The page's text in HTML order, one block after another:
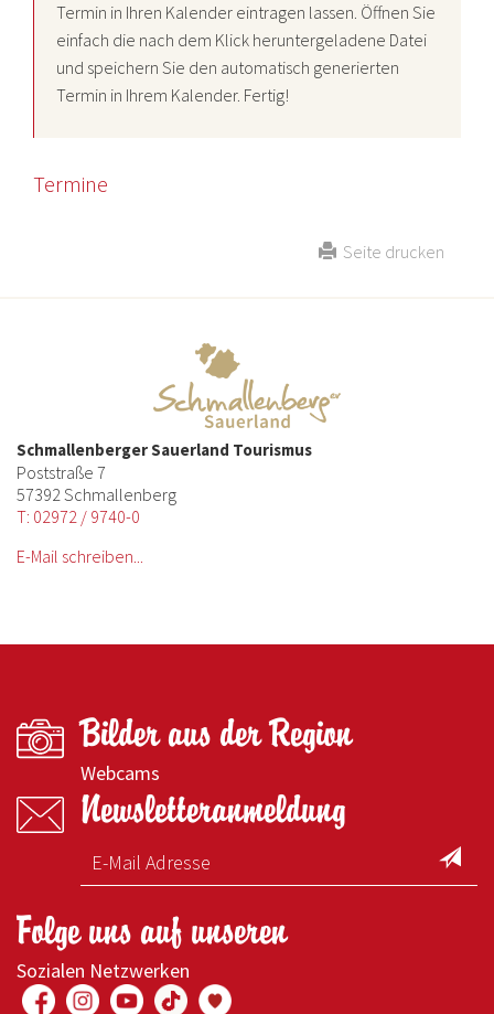
Termin in Ihren Kalender eintragen lassen. Öffnen Sie
einfach die nach dem Klick heruntergeladene Datei
und speichern Sie den automatisch generierten
Termin in Ihrem Kalender. Fertig!
Termine
Seite drucken
Schmallenberger Sauerland Tourismus
Poststraße 7
57392 Schmallenberg
T: 02972 / 9740-0
E-Mail schreiben...
Bilder aus der Region
Webcams
Newsletteranmeldung
Folge uns auf unseren
Sozialen Netzwerken